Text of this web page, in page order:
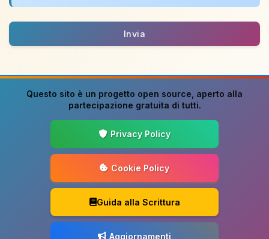
Invia
Questo sito è un progetto open source , aperto alla
partecipazione gratuita di tutti.
Privacy Policy
Cookie Policy
Guida alla Scrittura
Aggiornamenti